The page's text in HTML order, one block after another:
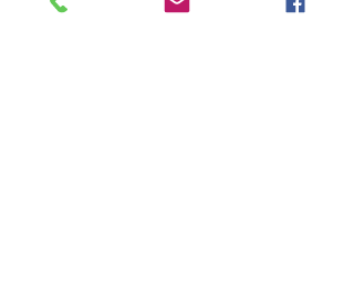
Improvisan: Luis Henares, Javi Pastor,